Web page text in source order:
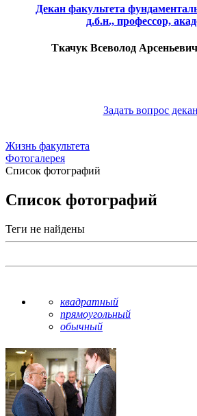
Декан факультета
д.б.н., профессор,
Ткачук Всеволод Арсеньевич
Задать вопрос
Жизнь факультета
Фотогалерея
Список фотографий
Список фотографий
Теги не найдены
квадратный
прямоугольный
обычный